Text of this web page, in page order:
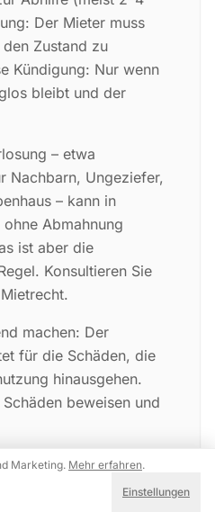
Der Mieter muss
Zustand zu
Kündigung: Nur wenn
bleibt und der
– etwa
Nachbarn, Ungeziefer,
– kann in
Abmahnung
ist aber die
Konsultieren Sie
machen: Der
für die Schäden, die
hinausgehen.
beweisen und
VORHER (vor
Marketing. Mehr erfahren.
Einstellungen